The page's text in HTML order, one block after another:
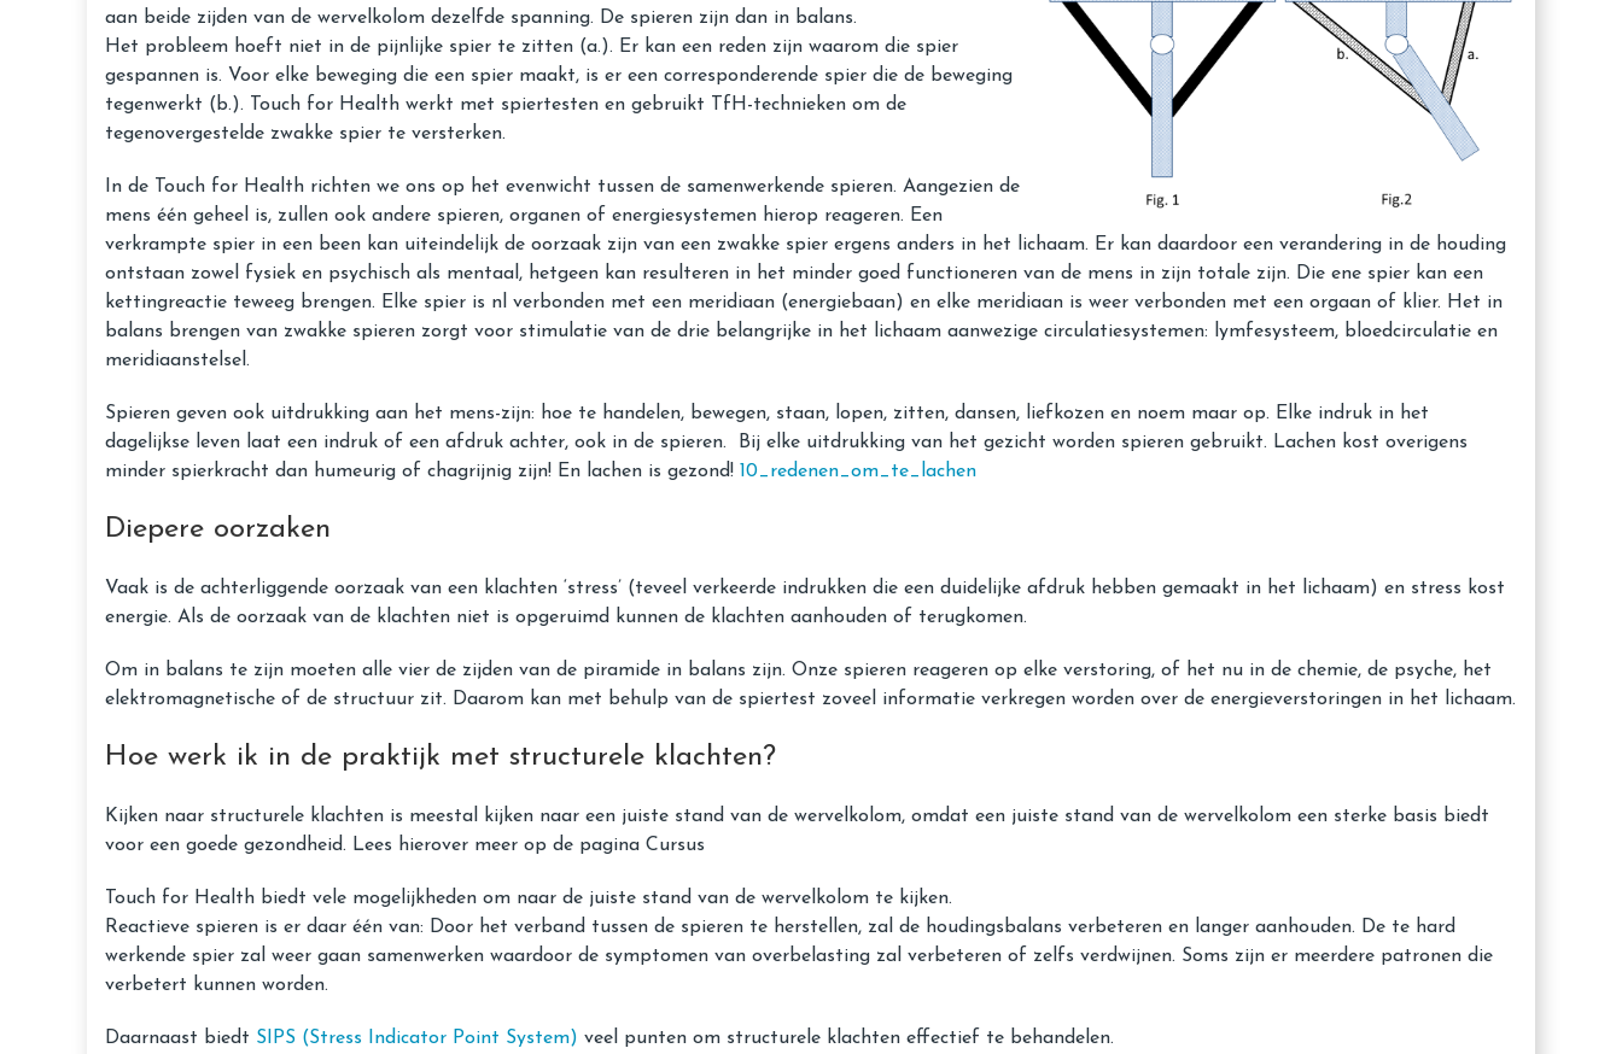
aan beide zijden van de wervelkolom dezelfde spanning. De spieren zijn dan in balans.
Het probleem hoeft niet in de pijnlijke spier te zitten (a.). Er kan een reden zijn waarom die spier
gespannen is. Voor elke beweging die een spier maakt, is er een corresponderende spier die de beweging
tegenwerkt (b.). Touch for Health werkt met spiertesten en gebruikt TfH-technieken om de
tegenovergestelde zwakke spier te versterken.
In de Touch for Health richten we ons op het evenwicht tussen de samenwerkende spieren. Aangezien de
mens één geheel is, zullen ook andere spieren, organen of energiesystemen hierop reageren. Een
verkrampte spier in een been kan uiteindelijk de oorzaak zijn van een zwakke spier ergens anders in het lichaam. Er kan daardoor een verandering in de houding
ontstaan zowel fysiek en psychisch als mentaal, hetgeen kan resulteren in het minder goed functioneren van de mens in zijn totale zijn. Die ene spier kan een
kettingreactie teweeg brengen. Elke spier is nl verbonden met een meridiaan (energiebaan) en elke meridiaan is weer verbonden met een orgaan of klier. Het in
balans brengen van zwakke spieren zorgt voor stimulatie van de drie belangrijke in het lichaam aanwezige circulatiesystemen: lymfesysteem, bloedcirculatie en
meridiaanstelsel.
Spieren geven ook uitdrukking aan het mens-zijn: hoe te handelen, bewegen, staan, lopen, zitten, dansen, liefkozen en noem maar op. Elke indruk in het
dagelijkse leven laat een indruk of een afdruk achter, ook in de spieren. Bij elke uitdrukking van het gezicht worden spieren gebruikt. Lachen kost overigens
minder spierkracht dan humeurig of chagrijnig zijn! En lachen is gezond! 10_redenen_om_te_lachen
Diepere oorzaken
Vaak is de achterliggende oorzaak van een klachten ‘stress’ (teveel verkeerde indrukken die een duidelijke afdruk hebben gemaakt in het lichaam) en stress kost
energie. Als de oorzaak van de klachten niet is opgeruimd kunnen de klachten aanhouden of terugkomen.
Om in balans te zijn moeten alle vier de zijden van de piramide in balans zijn. Onze spieren reageren op elke verstoring, of het nu in de chemie, de psyche, het
elektromagnetische of de structuur zit. Daarom kan met behulp van de spiertest zoveel informatie verkregen worden over de energieverstoringen in het lichaam.
Hoe werk ik in de praktijk met structurele klachten?
Kijken naar structurele klachten is meestal kijken naar een juiste stand van de wervelkolom, omdat een juiste stand van de wervelkolom een sterke basis biedt
voor een goede gezondheid. Lees hierover meer op de pagina Cursus
Touch for Health biedt vele mogelijkheden om naar de juiste stand van de wervelkolom te kijken.
Reactieve spieren is er daar één van: Door het verband tussen de spieren te herstellen, zal de houdingsbalans verbeteren en langer aanhouden. De te hard
werkende spier zal weer gaan samenwerken waardoor de symptomen van overbelasting zal verbeteren of zelfs verdwijnen. Soms zijn er meerdere patronen die
verbetert kunnen worden.
Daarnaast biedt SIPS (Stress Indicator Point System) veel punten om structurele klachten effectief te behandelen.